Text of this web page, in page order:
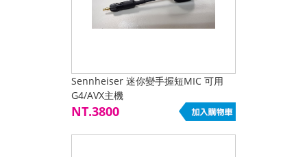
Sennheiser 迷你變手握短MIC 可用
G4/AVX主機
NT.3800